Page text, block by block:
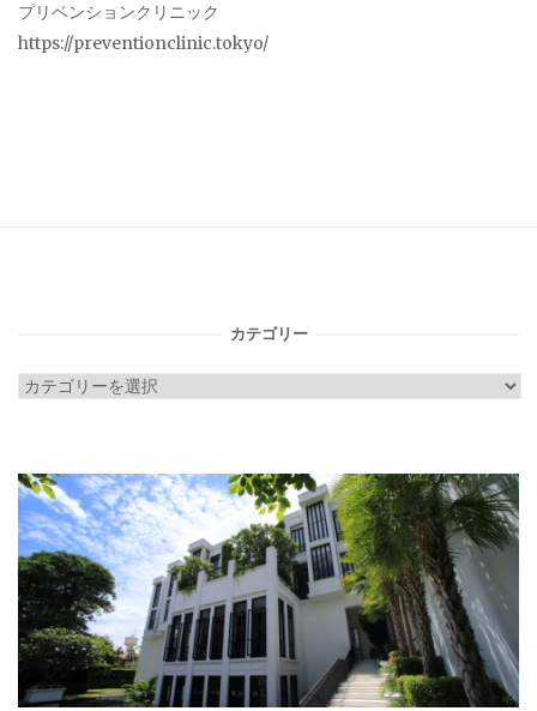
プリベンションクリニック
https://preventionclinic.tokyo/
カテゴリー
カ
リ
ー